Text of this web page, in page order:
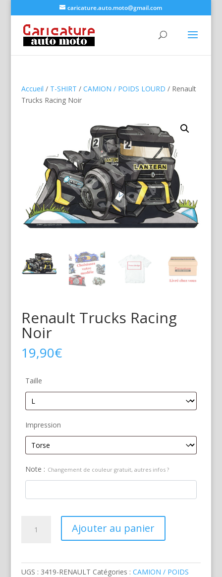
caricature.auto.moto@gmail.com
Accueil / T-SHIRT / CAMION / POIDS LOURD / Renault
Trucks Racing Noir
Renault Trucks Racing
Noir
19,90€
Taille
Impression
Note : Changement de couleur gratuit, autres infos ?
Ajouter au panier
UGS : 3419-RENAULT Catégories : CAMION / POIDS